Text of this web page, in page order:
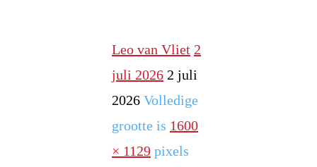
Leo van Vliet 2
juli 2026 2 juli
2026 Volledige
grootte is 1600
× 1129 pixels